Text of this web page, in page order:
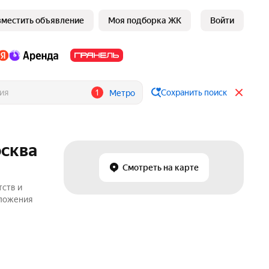
объявление Моя подборка ЖК Войти
1 Метро Сохранить поиск
Смотреть на карте
и